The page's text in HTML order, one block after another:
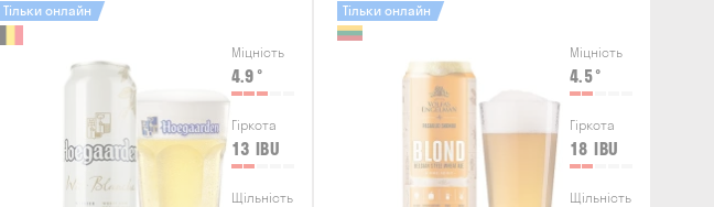
Міцність
4.9 °
Гіркота
13 IBU
Щільність
Тільки онлайн
Міцність
4.5°
Гіркота
18 IBU
Щільність
Тільки онлайн